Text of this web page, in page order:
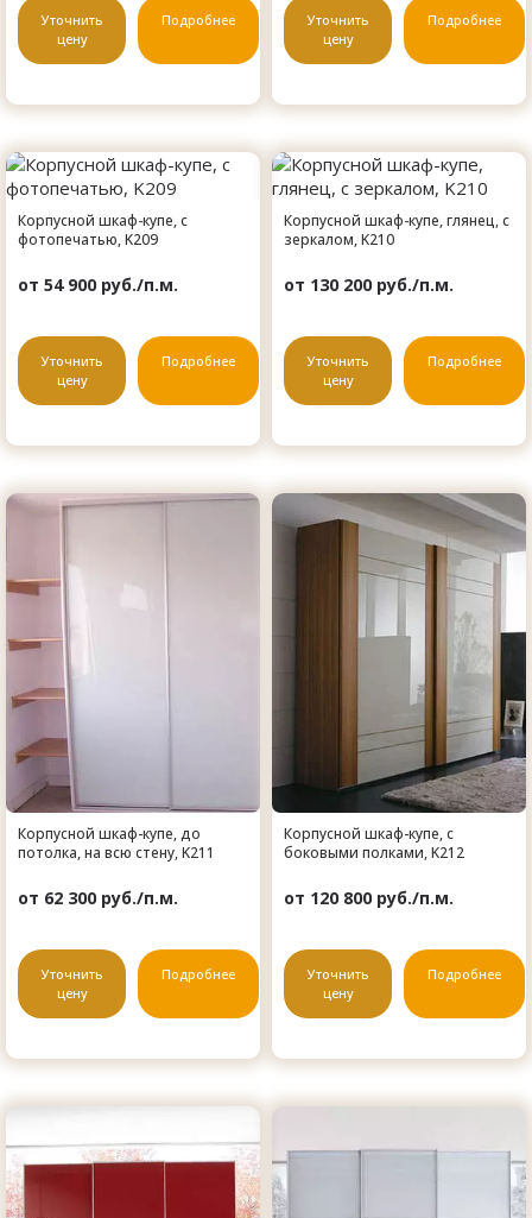
Уточнить
цену
Подробнее
Уточнить
цену
Подробнее
Корпусной шкаф-купе, с
фотопечатью, K209
от 54 900 руб./п.м.
Уточнить
цену
Подробнее
Корпусной шкаф-купе, глянец, с
зеркалом, K210
от 130 200 руб./п.м.
Уточнить
цену
Подробнее
Корпусной шкаф-купе, до
потолка, на всю стену, K211
от 62 300 руб./п.м.
Уточнить
цену
Подробнее
Корпусной шкаф-купе, с
боковыми полками, K212
от 120 800 руб./п.м.
Уточнить
цену
Подробнее